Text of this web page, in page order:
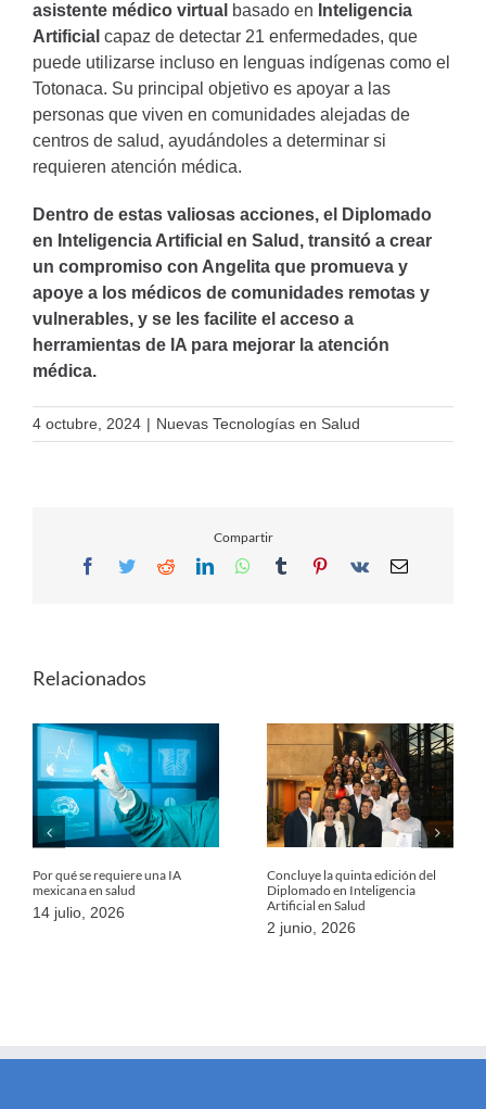
asistente médico virtual basado en Inteligencia
Artificial capaz de detectar 21 enfermedades, que
puede utilizarse incluso en lenguas indígenas como el
Totonaca. Su principal objetivo es apoyar a las
personas que viven en comunidades alejadas de
centros de salud, ayudándoles a determinar si
requieren atención médica.
Dentro de estas valiosas acciones, el Diplomado
en Inteligencia Artificial en Salud, transitó a crear
un compromiso con Angelita que promueva y
apoye a los médicos de comunidades remotas y
vulnerables, y se les facilite el acceso a
herramientas de IA para mejorar la atención
médica.
4 octubre, 2024 | Nuevas Tecnologías en Salud
Compartir
Facebook
TwitterRedditLinkedInWhatsApp
TumblrPinterest
Vk Email
Relacionados
Por qué se requiere una IA
mexicana en salud
14 julio, 2026
Concluye la quinta edición del
Diplomado en Inteligencia
Artificial en Salud
2 junio, 2026